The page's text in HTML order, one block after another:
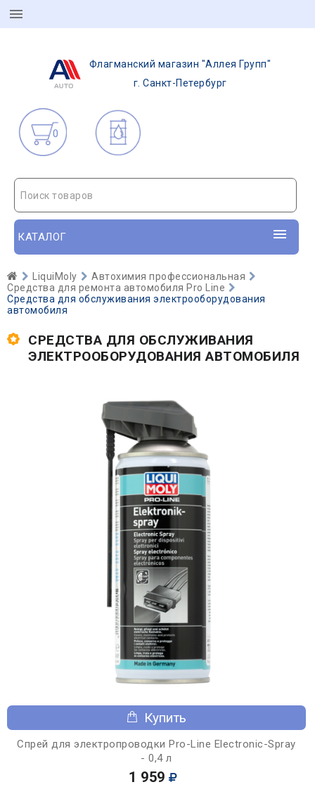
Флагманский магазин "Аллея Групп"
г. Санкт-Петербург
0
Поиск товаров
КАТАЛОГ
LiquiMoly
Автохимия профессиональная
Средства для ремонта автомобиля Pro Line
Средства для обслуживания электрооборудования
автомобиля
СРЕДСТВА ДЛЯ ОБСЛУЖИВАНИЯ
ЭЛЕКТРООБОРУДОВАНИЯ АВТОМОБИЛЯ
Купить
Спрей для электропроводки Pro-Line Electronic-Spray
- 0,4 л
1 959